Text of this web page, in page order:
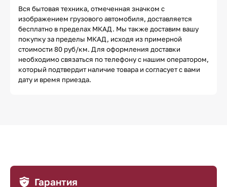
Вся бытовая техника, отмеченная значком с
изображением грузового автомобиля, доставляется
бесплатно в пределах МКАД. Мы также доставим вашу
покупку за пределы МКАД, исходя из примерной
стоимости 80 руб/км. Для оформления доставки
необходимо связаться по телефону с нашим оператором,
который подтвердит наличие товара и согласует с вами
дату и время приезда.
Гарантия